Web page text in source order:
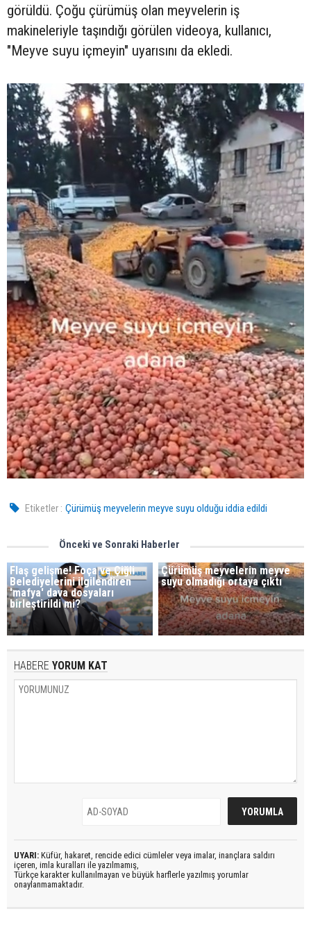
görüldü. Çoğu çürümüş olan meyvelerin iş
makineleriyle taşındığı görülen videoya, kullanıcı,
"Meyve suyu içmeyin" uyarısını da ekledi.
Etiketler : Çürümüş meyvelerin meyve suyu olduğu iddia edildi
Önceki ve Sonraki Haberler
Flaş gelişme! Foça ve Çiğli
Belediyelerini ilgilendiren
'mafya' dava dosyaları
birleştirildi mi?
Çürümüş meyvelerin meyve
suyu olmadığı ortaya çıktı
HABERE YORUM KAT
UYARI: Küfür, hakaret, rencide edici cümleler veya imalar, inançlara saldırı
içeren, imla kuralları ile yazılmamış,
Türkçe karakter kullanılmayan ve büyük harflerle yazılmış yorumlar
onaylanmamaktadır.